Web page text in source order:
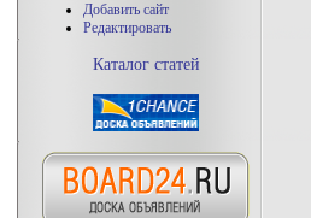
Добавить сайт
Редактировать
Каталог статей